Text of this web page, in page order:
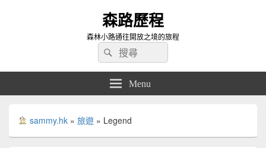
森路歷程
森林小路通往開放之境的旅程
Search
for:
Search
Menu
sammy.hk» 旅遊» Legend